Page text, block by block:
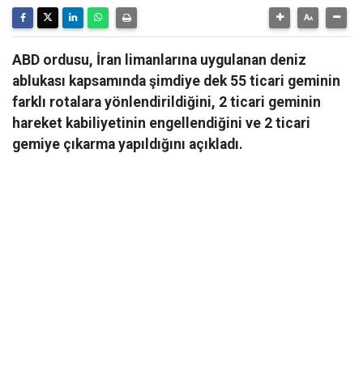
ABD ordusu, İran limanlarına uygulanan deniz
ablukası kapsamında şimdiye dek 55 ticari geminin
farklı rotalara yönlendirildiğini, 2 ticari geminin
hareket kabiliyetinin engellendiğini ve 2 ticari
gemiye çıkarma yapıldığını açıkladı.